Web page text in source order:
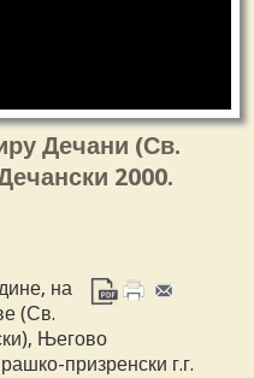
Дечани (Св.
2000.
на
(Св.
Његово
призренски г.г.